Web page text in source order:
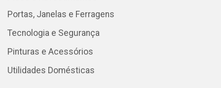
Portas, Janelas e Ferragens
Tecnologia e Segurança
Pinturas e Acessórios
Utilidades Domésticas